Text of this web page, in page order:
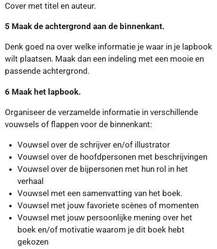
Cover met titel en auteur.
5 Maak de achtergrond aan de binnenkant.
Denk goed na over welke informatie je waar in je lapbook
wilt plaatsen. Maak dan een indeling met een mooie en
passende achtergrond.
6 Maak het lapbook.
Organiseer de verzamelde informatie in verschillende
vouwsels of flappen voor de binnenkant:
Vouwsel over de schrijver en/of illustrator
Vouwsel over de hoofdpersonen met beschrijvingen
Vouwsel over de bijpersonen met hun rol in het
verhaal
Vouwsel met een samenvatting van het boek.
Vouwsel met jouw favoriete scènes of momenten
Vouwsel met jouw persoonlijke mening over het
boek en/of motivatie waarom je dit boek hebt
gekozen